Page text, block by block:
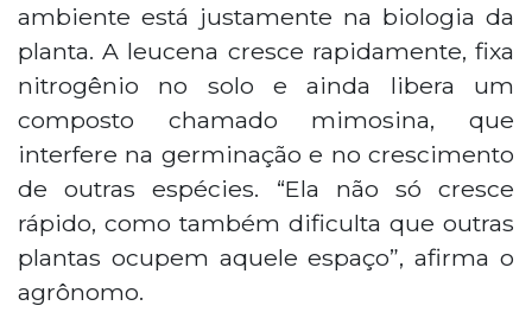
ambiente está justamente na biologia da
planta. A leucena cresce rapidamente, fixa
nitrogênio no solo e ainda libera um
composto chamado mimosina, que
interfere na germinação e no crescimento
de outras espécies. “Ela não só cresce
rápido, como também dificulta que outras
plantas ocupem aquele espaço”, afirma o
agrônomo.